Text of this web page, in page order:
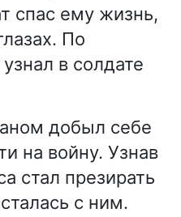
спас ему жизнь,
По
в солдате
добыл себе
на войну. Узнав
стал презирать
с ним.